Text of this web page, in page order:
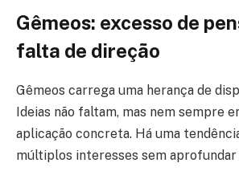
Gêmeos: excesso de
falta de direção
Gêmeos carrega uma herança de
Ideias não faltam, mas nem sempre
aplicação concreta. Há uma
múltiplos interesses sem aprofundar